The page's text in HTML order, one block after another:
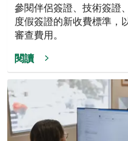
參閱伴侶簽證、技術簽證
度假簽證的新收費標準，
審查費用。
閱讀